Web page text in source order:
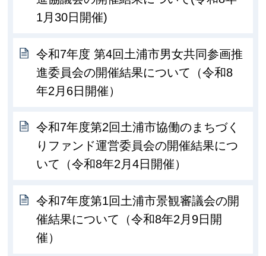
1月30日開催)
令和7年度 第4回土浦市男女共同参画推
進委員会の開催結果について（令和8
年2月6日開催）
令和7年度第2回土浦市協働のまちづく
りファンド運営委員会の開催結果につ
いて（令和8年2月4日開催）
令和7年度第1回土浦市景観審議会の開
催結果について（令和8年2月9日開
催）